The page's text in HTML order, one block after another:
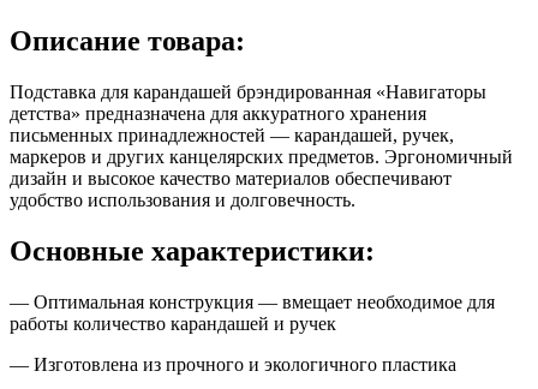
Описание товара:
Подставка для карандашей брэндированная «Навигаторы
детства» предназначена для аккуратного хранения
письменных принадлежностей — карандашей, ручек,
маркеров и других канцелярских предметов. Эргономичный
дизайн и высокое качество материалов обеспечивают
удобство использования и долговечность.
Основные характеристики:
— Оптимальная конструкция — вмещает необходимое для
работы количество карандашей и ручек
— Изготовлена из прочного и экологичного пластика